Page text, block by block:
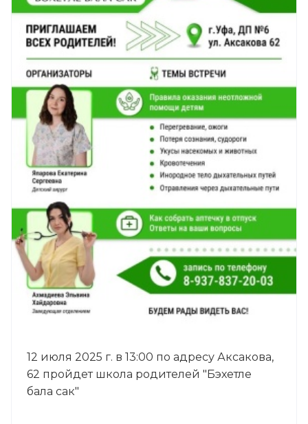
12 июля 2025 г. в 13:00 по адресу Аксакова,
62 пройдет школа родителей "Бэхетле
бала сак"